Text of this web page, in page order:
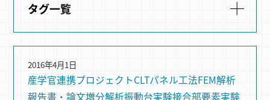
タグ一覧
産学官連携プロジェクトCLTパネル⼯法FEM解析
報告書・論文増分解析振動台実験接合部要素実験
2016年4月1日